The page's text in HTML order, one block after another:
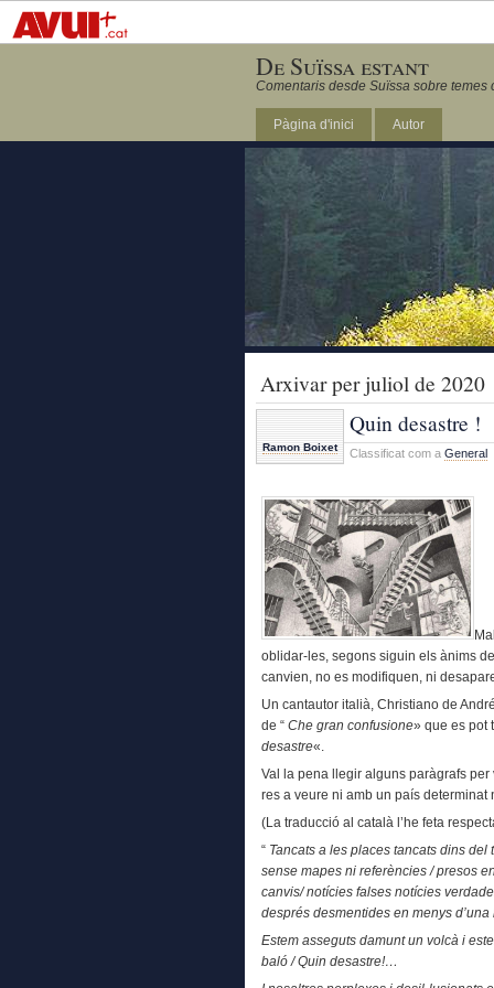
De Suïssa estant
Comentaris desde Suïssa sobre temes
Pàgina d'inici Autor
Arxivar per juliol de 2020
Ramon Boixet
Quin desastre !
Classificat com a General
oblidar-les, segons siguin els ànims
canvien, no es modifiquen, ni
Un cantautor italià, Christiano de
de “ Che gran confusione» que es pot
desastre«.
Val la pena llegir alguns paràgrafs
res a veure ni amb un país
(La traducció al català l’he feta
“ Tancats a les places tancats dins
sense mapes ni referències / presos
canvis/ notícies falses notícies
després desmentides en menys
Estem asseguts damunt un volcà i
baló / Quin desastre!…